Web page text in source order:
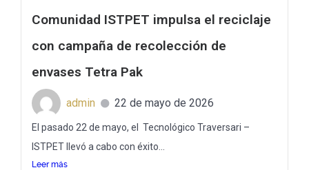
Comunidad ISTPET impulsa el reciclaje
con campaña de recolección de
envases Tetra Pak
admin 22 de mayo de 2026
El pasado 22 de mayo, el Tecnológico Traversari –
ISTPET llevó a cabo con éxito...
Leer más